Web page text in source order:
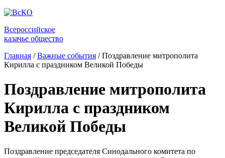
Всероссийское
казачье общество
Главная / Важные события / Поздравление митрополита
Кирилла с праздником Великой Победы
Поздравление митрополита
Кирилла с праздником
Великой Победы
Поздравление председателя Синодального комитета по